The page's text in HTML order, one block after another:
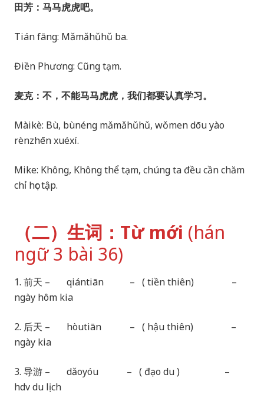
田芳：马马虎虎吧。
Tián fāng: Mǎmǎhǔhǔ ba.
Điền Phương: Cũng tạm.
麦克：不，不能马马虎虎，我们都要认真学习。
Màikè: Bù, bùnéng mǎmǎhǔhǔ, wǒmen dōu yào
rènzhēn xuéxí.
Mike: Không, Không thể tạm, chúng ta đều cần chăm
chỉ học tập.
（二）生词：Từ mới (hán
ngữ 3 bài 36)
1. 前天 – qiántiān – ( tiền thiên) –
ngày hôm kia
2. 后天 – hòutiān – ( hậu thiên) –
ngày kia
3. 导游 – dǎoyóu – ( đạo du ) –
hdv du lịch